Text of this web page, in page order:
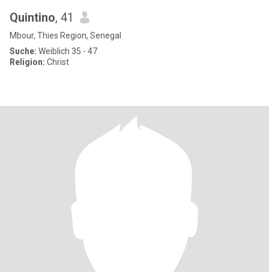
Quintino, 41
Mbour, Thies Region, Senegal
Suche: Weiblich 35 - 47
Religion: Christ